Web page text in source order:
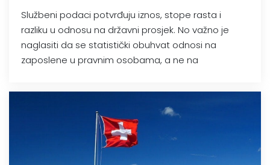
Službeni podaci potvrđuju iznos, stope rasta i
razliku u odnosu na državni prosjek. No važno je
naglasiti da se statistički obuhvat odnosi na
zaposlene u pravnim osobama, a ne na